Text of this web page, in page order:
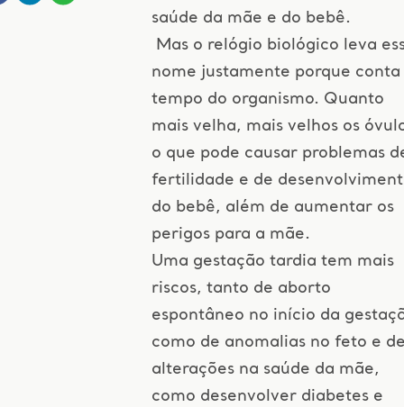
saúde da mãe e do bebê.
Mas o relógio biológico leva
nome justamente porque conta
tempo do organismo. Quanto
mais velha, mais velhos os
o que pode causar problemas
fertilidade e de
do bebê, além de aumentar os
perigos para a mãe.
Uma gestação tardia tem mais
riscos, tanto de aborto
espontâneo no início da
como de anomalias no feto e
alterações na saúde da mãe,
como desenvolver diabetes e